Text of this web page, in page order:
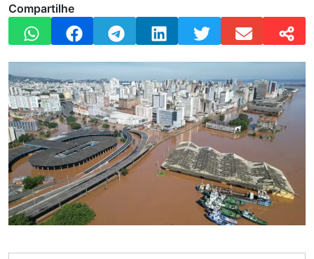
Compartilhe